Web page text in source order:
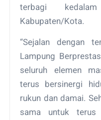
terbagi
Kabupaten/Kota.
“Sejalan dengan
Lampung
seluruh elemen
terus bersinergi
rukun dan damai.
sama untuk terus